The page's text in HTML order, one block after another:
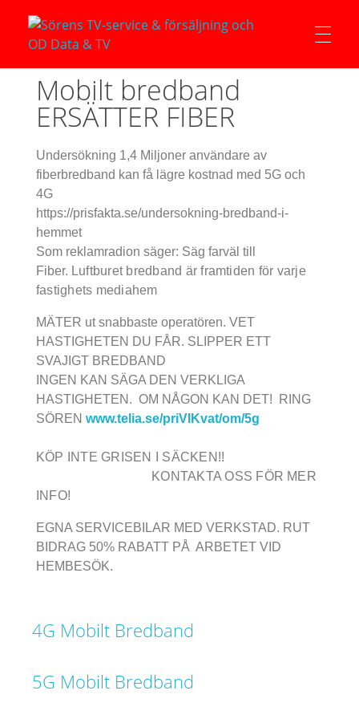
Sörens TV-service & försäljning och OD Data & TV
Mobilt bredband
ERSÄTTER FIBER
Undersökning 1,4 Miljoner användare av
fiberbredband kan få lägre kostnad med 5G och
4G
https://prisfakta.se/undersokning-bredband-i-
hemmet
Som reklamradion säger: Säg farväl till
Fiber. Luftburet bredband är framtiden för varje
fastighets mediahem
MÄTER ut snabbaste operatören. VET
HASTIGHETEN DU FÅR. SLIPPER ETT
SVAJIGT BREDBAND
INGEN KAN SÄGA DEN VERKLIGA
HASTIGHETEN. OM NÅGON KAN DET! RING
SÖREN www.telia.se/priVIKvat/om/5g
KÖP INTE GRISEN I SÄCKEN!!
KONTAKTA OSS FÖR MER
INFO!
EGNA SERVICEBILAR MED VERKSTAD. RUT
BIDRAG 50% RABATT PÅ ARBETET VID
HEMBESÖK.
4G Mobilt Bredband
5G Mobilt Bredband